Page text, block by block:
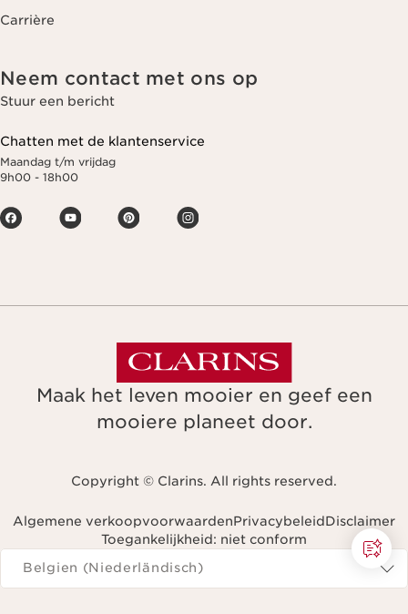
Carrière
Neem contact met ons op
Stuur een bericht
Chatten met de klantenservice
Maandag t/m vrijdag
9h00 - 18h00
Maak het leven mooier en geef een
mooiere planeet door.
Copyright © Clarins. All rights reserved.
Algemene verkoopvoorwaardenPrivacybeleidDisclaimer
Toegankelijkheid: niet conform
Navigeren naar
Belgien (Niederländisch)